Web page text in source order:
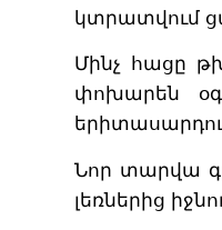
կտրատվում
Մինչ հացը
փոխարեն
Նոր տարվա
լեռներից